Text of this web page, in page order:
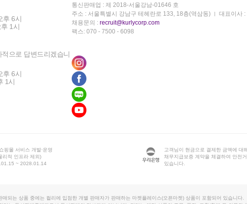
후 6시
1시
으로 답변드리겠습니
후 6시
1시
통신판매업 : 제 2018-서울강남-01646 호
주소 : 서울특별시 강남구 테헤란로 133, 18층(역삼동)
대표이사 :
채용문의 : recruit@kurlycorp.com
팩스: 070 - 7500 - 6098
핑몰 서비스 개발·운영
리적 인프라 제외)
~ 2028.01.14
고객님이 현금으로 결제한 금액에 대
채무지급보증 계약을 체결하여 안전
있습니다.
매되는 상품 중에는 컬리에 입점한 개별 판매자가 판매하는 마켓플레이스(오픈마켓) 상품이 포함되어 있습니다.